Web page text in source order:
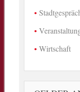
Wirtschaft